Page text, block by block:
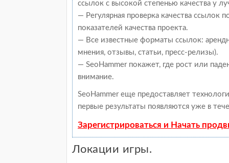
ссылок с высокой степенью качества у
— Регулярная проверка качества
показателей качества проекта.
— Все известные форматы ссылок:
мнения, отзывы, статьи, пресс-релизы).
— SeoHammer покажет, где рост или
внимание.
SeoHammer еще предоставляет
первые результаты появляются уже в
Зарегистрироваться и Начать
Локации игры.